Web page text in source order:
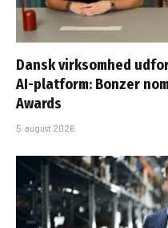
Dansk virksomhed
AI-platform: Bonzer
Awards
5. august 2026